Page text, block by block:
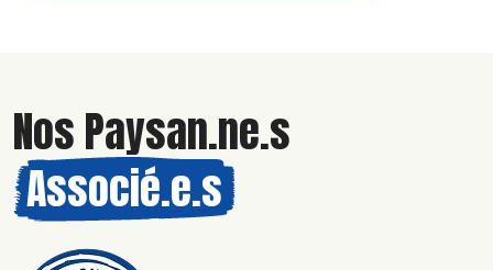
Nos Paysan.ne.s
Associé.e.s